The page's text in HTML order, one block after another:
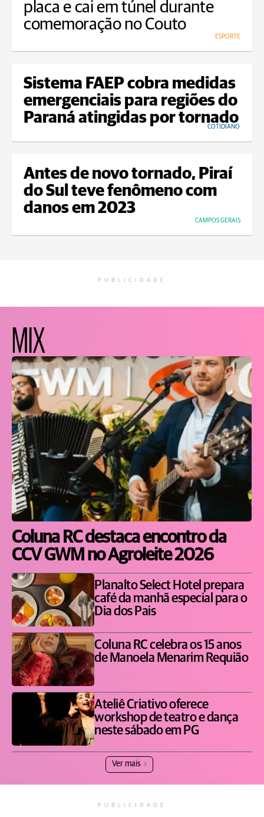
placa e cai em túnel durante
comemoração no Couto
ESPORTE
Sistema FAEP cobra medidas
emergenciais para regiões do
Paraná atingidas por tornado
COTIDIANO
Antes de novo tornado, Piraí
do Sul teve fenômeno com
danos em 2023
CAMPOS GERAIS
PUBLICIDADE
MIX
Coluna RC destaca encontro da
CCV GWM no Agroleite 2026
Planalto Select Hotel prepara
café da manhã especial para o
Dia dos Pais
Coluna RC celebra os 15 anos
de Manoela Menarim Requião
Ateliê Criativo oferece
workshop de teatro e dança
neste sábado em PG
Ver mais
PUBLICIDADE